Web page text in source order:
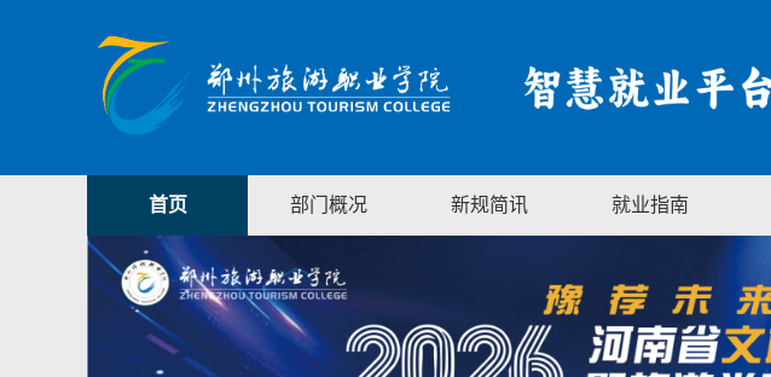
首页 部门概况 新规简讯 就业指南